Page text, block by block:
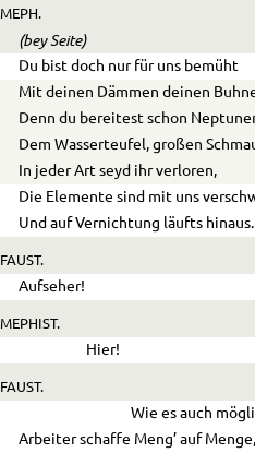
MEPH.
(bey Seite)
Du bist doch nur für uns bemüht
Mit deinen Dämmen deinen
Denn du bereitest schon
Dem Wasserteufel, großen
In jeder Art seyd ihr verloren,
Die Elemente sind mit uns
Und auf Vernichtung läufts hinaus.
FAUST.
Aufseher!
MEPHIST.
Hier!
FAUST.
Wie es auch
Arbeiter schaffe Meng’ auf